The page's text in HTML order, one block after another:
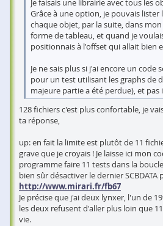
Je faisais une librairie avec tous les
Grâce à une option, je pouvais lister
chaque objet, par la suite, dans
forme de tableau, et quand je
positionnais à l'offset qui allait bien
Je ne sais plus si j'ai encore un code
pour un test utilisant les graphs de
majeure partie a été perdue), et pas
128 fichiers c'est plus confortable, je
ta réponse,
up: en fait la limite est plutôt de 11
grave que je croyais ! Je laisse ici mon
programme faire 11 tests dans la
bien sûr désactiver le dernier
http://www.mirari.fr/fb67
Je précise que j'ai deux lynxer, l'un de
les deux refusent d'aller plus loin que
vie.